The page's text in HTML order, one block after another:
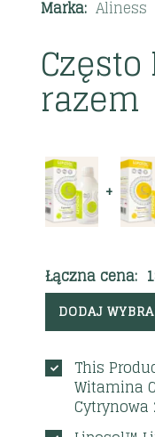
Marka: Aliness
razem
+
Łączna cena:
DODAJ
This
Witamina
Cytrynowa